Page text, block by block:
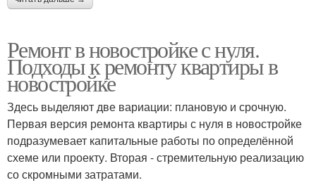
Ремонт в новостройке с нуля.
Подходы к ремонту квартиры в
новостройке
Здесь выделяют две вариации: плановую и срочную.
Первая версия ремонта квартиры с нуля в новостройке
подразумевает капитальные работы по определённой
схеме или проекту. Вторая - стремительную реализацию
со скромными затратами.